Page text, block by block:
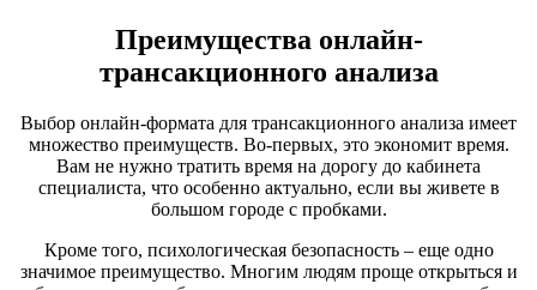
Преимущества онлайн-
трансакционного анализа
Выбор онлайн-формата для трансакционного анализа имеет
множество преимуществ. Во-первых, это экономит время.
Вам не нужно тратить время на дорогу до кабинета
специалиста, что особенно актуально, если вы живете в
большом городе с пробками.
Кроме того, психологическая безопасность – еще одно
значимое преимущество. Многим людям проще открыться и